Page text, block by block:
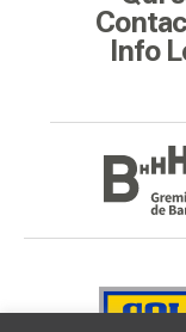
Info